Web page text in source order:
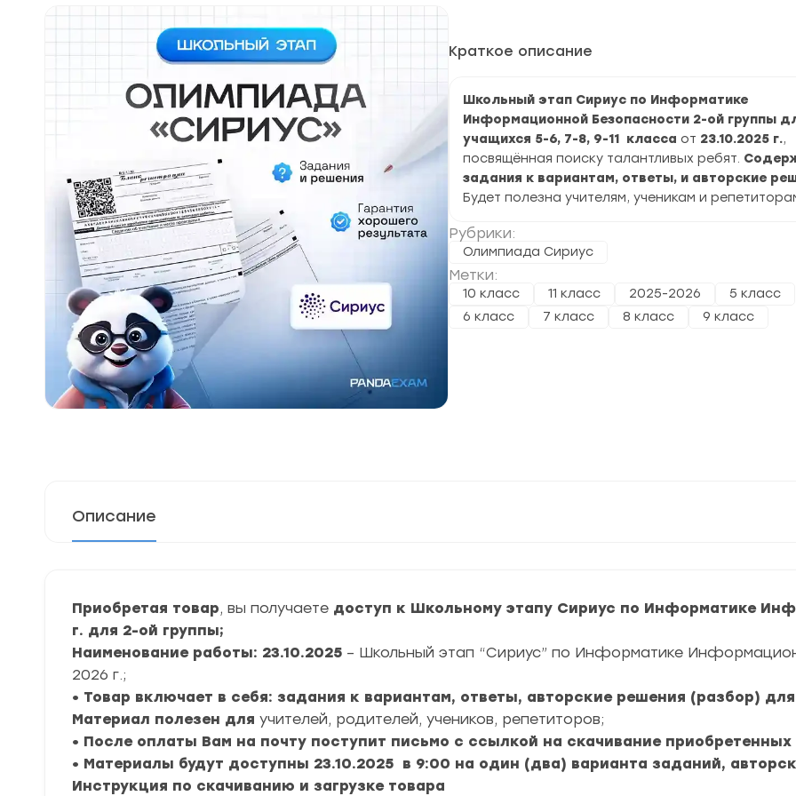
Краткое описание
Школьный этап Сириус по Информатике
Информационной Безопасности 2-ой группы
учащихся 5-6, 7-8, 9-11 класса от 23.10.2025 г.,
посвящённая поиску талантливых ребят.
задания к вариантам, ответы, и авторские
Будет полезна учителям, ученикам и
Рубрики:
Олимпиада Сириус
Метки:
10 класс 11 класс 2025-2026
5 класс
6 класс
7 класс 8 класс 9 класс
Описание
Приобретая товар, вы получаете доступ к Школьному этапу Сириус по Информатике
г. для 2-ой группы;
Наименование работы: 23.10.2025 – Школьный этап “Сириус” по Информатике
2026 г.;
• Товар включает в себя: задания к вариантам, ответы, авторские решения (разбор)
Материал полезен для учителей, родителей, учеников, репетиторов;
• После оплаты Вам на почту поступит письмо с ссылкой на скачивание
• Материалы будут доступны 23.10.2025 в 9:00 на один (два) варианта заданий,
Инструкция по скачиванию и загрузке товара